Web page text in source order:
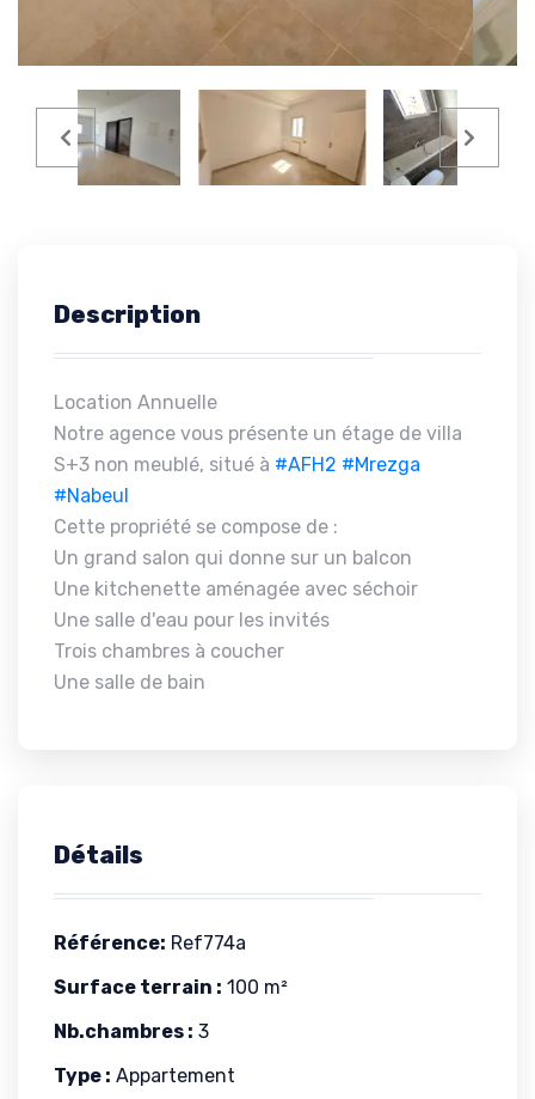
Description
Location Annuelle
Notre agence vous présente un étage de villa
S+3 non meublé, situé à #AFH2 #Mrezga
#Nabeul
Cette propriété se compose de :
Un grand salon qui donne sur un balcon
Une kitchenette aménagée avec séchoir
Une salle d'eau pour les invités
Trois chambres à coucher
Une salle de bain
Détails
Référence: Ref774a
Surface terrain : 100 m²
Nb.chambres : 3
Type : Appartement